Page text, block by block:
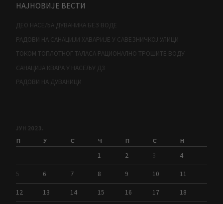
НАЈНОВИЈЕ ВЕСТИ
ДЕО НАСЕЉА ДУВАНИКА БЕЗ ВОДЕ
РАДОВИ НА САНАЦИЈИ ХАВАРИЈЕ У САВЕЗНИЧКОЈ УЛИЦИ
ТОКОМ ТОПЛОТНОГ ТАЛАСА РАЦИОНАЛНО ТРОШИТЕ ВОДУ
САНАЦИЈА КВАРА У НАСЕЉУ Д3
РАДОВИ НА ДУВАНИЦИ
ЈУН 2023.
П У С Ч П С Н
1 2 3 4
5 6 7 8 9 10 11
12 13 14 15 16 17 18